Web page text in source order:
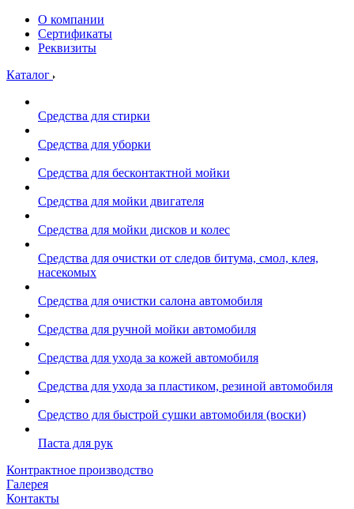
О компании
Сертификаты
Реквизиты
Каталог
Средства для стирки
Средства для уборки
Средства для бесконтактной мойки
Средства для мойки двигателя
Средства для мойки дисков и колес
Средства для очистки от следов битума, смол, клея,
насекомых
Средства для очистки салона автомобиля
Средства для ручной мойки автомобиля
Средства для ухода за кожей автомобиля
Средства для ухода за пластиком, резиной автомобиля
Средство для быстрой сушки автомобиля (воски)
Паста для рук
Контрактное производство
Галерея
Контакты